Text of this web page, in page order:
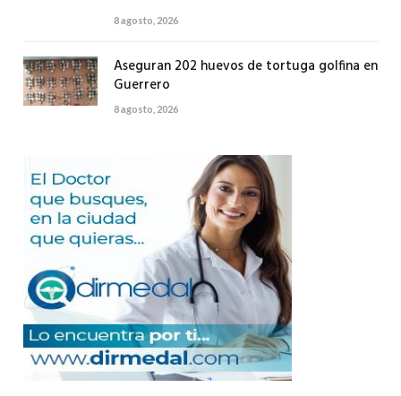
8 agosto, 2026
Aseguran 202 huevos de tortuga golfina en
Guerrero
8 agosto, 2026